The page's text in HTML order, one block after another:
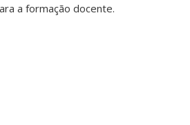
a formação docente.